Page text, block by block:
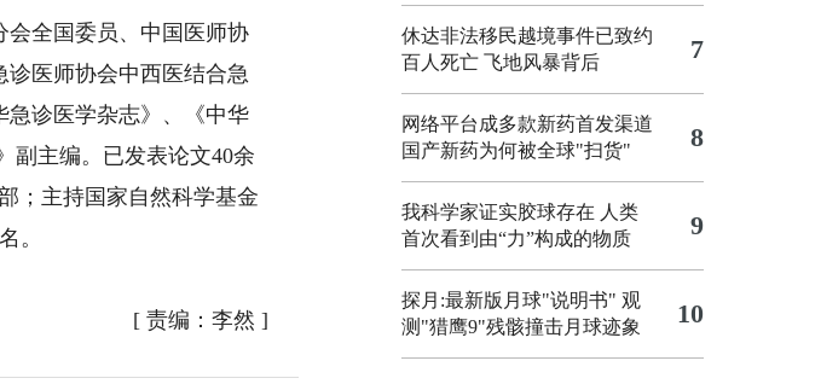
全国委员、中国医师协
医师协会中西医结合急
急诊医学杂志》、《中华
副主编。已发表论文40余
；主持国家自然科学基金
。
[ 责编：李然 ]
休达非法移民越境事件已致约
百人死亡 飞地风暴背后 7
网络平台成多款新药首发渠道
国产新药为何被全球"扫货"
8
我科学家证实胶球存在 人类
首次看到由“力”构成的物质
9
探月:最新版月球"说明书" 观
测"猎鹰9"残骸撞击月球迹象
10